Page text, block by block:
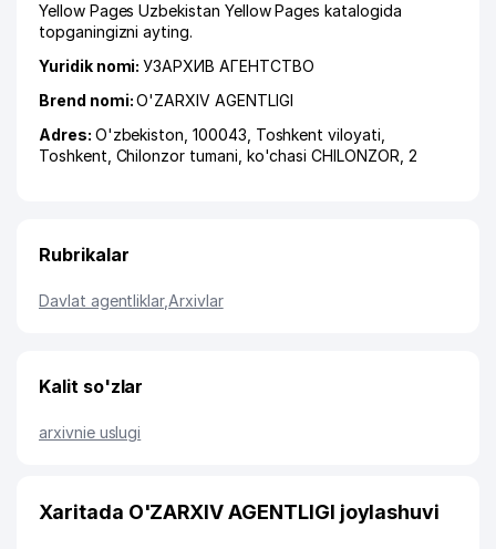
Yellow Pages Uzbekistan Yellow Pages katalogida
topganingizni ayting.
Yuridik nomi:УЗАРХИВ АГЕНТСТВО
Brend nomi:O'ZARXIV AGENTLIGI
Adres: O'zbekiston, 100043, Toshkent viloyati
Toshkent Chilonzor tumani ko'chasi CHILONZOR , 2
Rubrikalar
Davlat agentliklar, Arxivlar
Kalit so'zlar
arxivnie uslugi
Xaritada O'ZARXIV AGENTLIGI joylashuvi